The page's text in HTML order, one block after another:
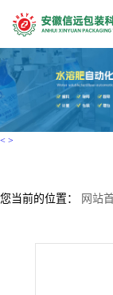
< >
您当前的位置： 网站